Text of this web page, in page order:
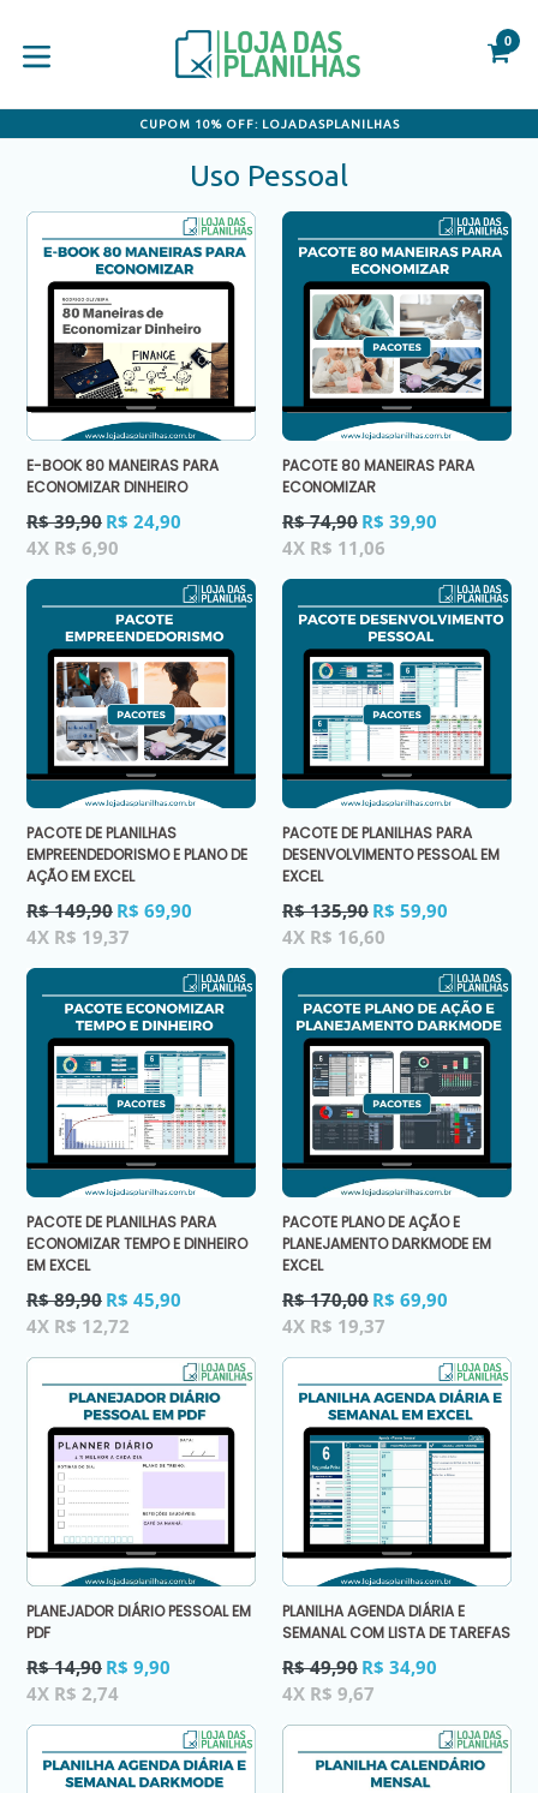
expandir/colapsar
0
CUPOM 10% OFF: LOJADASPLANILHAS
Uso Pessoal
E-BOOK 80 MANEIRAS PARA
ECONOMIZAR DINHEIRO
Preço
normal
R$ 39,90 R$ 24,90
4X R$ 6,90
PACOTE 80 MANEIRAS PARA
ECONOMIZAR
Preço
normal
R$ 74,90 R$ 39,90
4X R$ 11,06
PACOTE DE PLANILHAS
EMPREENDEDORISMO E PLANO DE
AÇÃO EM EXCEL
Preço
normal
R$ 149,90 R$ 69,90
4X R$ 19,37
PACOTE DE PLANILHAS PARA
DESENVOLVIMENTO PESSOAL EM
EXCEL
Preço
normal
R$ 135,90 R$ 59,90
4X R$ 16,60
PACOTE DE PLANILHAS PARA
ECONOMIZAR TEMPO E DINHEIRO
EM EXCEL
Preço
normal
R$ 89,90 R$ 45,90
4X R$ 12,72
PACOTE PLANO DE AÇÃO E
PLANEJAMENTO DARKMODE EM
EXCEL
Preço
normal
R$ 170,00 R$ 69,90
4X R$ 19,37
PLANEJADOR DIÁRIO PESSOAL EM
PDF
Preço
normal
R$ 14,90 R$ 9,90
4X R$ 2,74
PLANILHA AGENDA DIÁRIA E
SEMANAL COM LISTA DE TAREFAS
Preço
normal
R$ 49,90 R$ 34,90
4X R$ 9,67